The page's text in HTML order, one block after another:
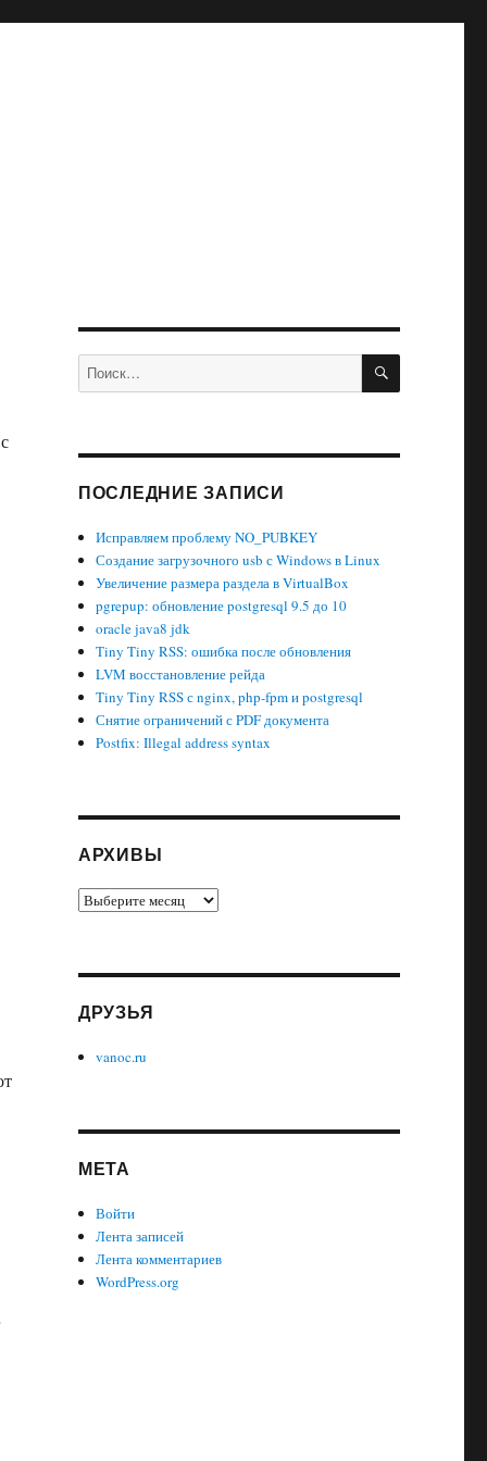
Искать: ПОИСК
ПОСЛЕДНИЕ ЗАПИСИ
Исправляем проблему NO_PUBKEY
Создание загрузочного usb с Windows в Linux
Увеличение размера раздела в VirtualBox
pgrepup: обновление postgresql 9.5 до 10
oracle java8 jdk
Tiny Tiny RSS: ошибка после обновления
LVM восстановление рейда
Tiny Tiny RSS с nginx, php-fpm и postgresql
Снятие ограничений с PDF документа
Postfix: Illegal address syntax
АРХИВЫ
Архивы
ДРУЗЬЯ
vanoc.ru
МЕТА
Войти
Лента записей
Лента комментариев
WordPress.org